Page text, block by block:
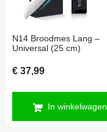
N14 Broodmes Lang –
Universal (25 cm)
€ 37,99
In winkelwagen